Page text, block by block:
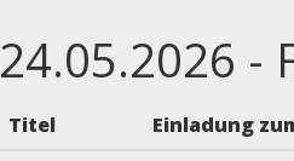
24.05.2026 -
Titel
Einladung